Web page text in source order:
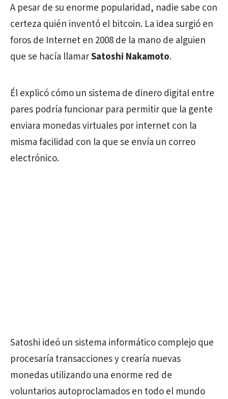
A pesar de su enorme popularidad, nadie sabe con
certeza quién inventó el bitcoin. La idea surgió en
foros de Internet en 2008 de la mano de alguien
que se hacía llamarSatoshi Nakamoto.
Él explicó cómo un sistema de dinero digital entre
pares podría funcionar para permitir que la gente
enviara monedas virtuales por internet con la
misma facilidad con la que se envía un correo
electrónico.
Satoshi ideó un sistema informático complejo que
procesaría transacciones y crearía nuevas
monedas utilizando una enorme red de
voluntarios autoproclamados en todo el mundo